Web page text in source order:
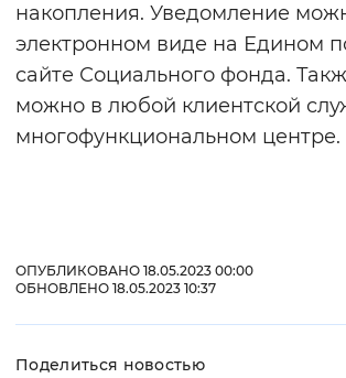
накопления. Уведомление
электронном виде на Едином
сайте Социального фонда.
можно в любой клиентской
многофункциональном центре.
ОПУБЛИКОВАНО 18.05.2023 00:00
ОБНОВЛЕНО 18.05.2023 10:37
Поделиться новостью